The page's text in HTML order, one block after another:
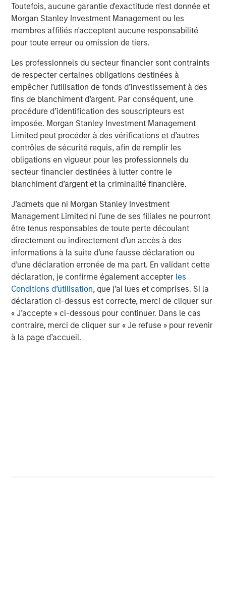
Toutefois, aucune garantie d'exactitude n'est donnée et
Morgan Stanley Investment Management ou les
membres affiliés n'acceptent aucune responsabilité
pour toute erreur ou omission de tiers.
Les professionnels du secteur financier sont contraints
de respecter certaines obligations destinées à
empêcher l’utilisation de fonds d’investissement à des
fins de blanchiment d’argent. Par conséquent, une
procédure d’identification des souscripteurs est
imposée. Morgan Stanley Investment Management
Limited peut procéder à des vérifications et d’autres
contrôles de sécurité requis, afin de remplir les
obligations en vigueur pour les professionnels du
secteur financier destinées à lutter contre le
blanchiment d’argent et la criminalité financière.
J’admets que ni Morgan Stanley Investment
Management Limited ni l’une de ses filiales ne pourront
être tenus responsables de toute perte découlant
directement ou indirectement d’un accès à des
informations à la suite d’une fausse déclaration ou
d’une déclaration erronée de ma part. En validant cette
déclaration, je confirme également accepter les
Conditions d’utilisation, que j’ai lues et comprises. Si la
déclaration ci-dessus est correcte, merci de cliquer sur
« J’accepte » ci-dessous pour continuer. Dans le cas
contraire, merci de cliquer sur « Je refuse » pour revenir
à la page d’accueil.
The Author
Jim Caron
Managing Director
Analyses mises en avant
ARTICLE
Real Estate Midyear Outlook:
Constructive Amid Fluid Backdrop